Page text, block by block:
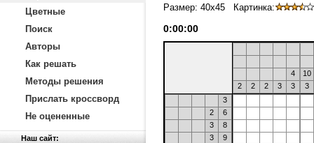
Цветные
Поиск
Авторы
Как решать
Методы решения
Прислать кроссворд
Не оцененные
Наш сайт:
Размер: 40x45 Картинка:
0:00:00
4
10
2
2 2 3 3
3
3
2
6
3
8
3
9